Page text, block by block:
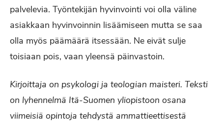
palvelevia. Työntekijän hyvinvointi voi olla väline
asiakkaan hyvinvoinnin lisäämiseen mutta se saa
olla myös päämäärä itsessään. Ne eivät sulje
toisiaan pois, vaan yleensä päinvastoin.
Kirjoittaja on psykologi ja teologian maisteri. Teksti
on lyhennelmä Itä-Suomen yliopistoon osana
viimeisiä opintoja tehdystä ammattieettisestä